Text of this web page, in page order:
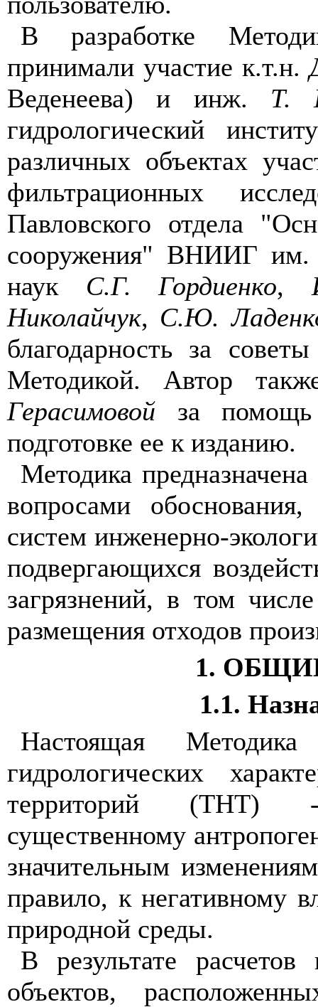
В разработке
принимали участие к.т.н.
Веденеева) и инж. Т.
гидрологический
различных объектах
фильтрационных
Павловского отдела
сооружения" ВНИИГ им.
наук С.Г. Гордиенко,
Николайчук, С.Ю.
благодарность за
Методикой. Автор
Герасимовой за помощь
подготовке ее к изданию.
Методика
вопросами
систем инженерно-
подвергающихся
загрязнений, в том
размещения отходов
1.
1.1.
Настоящая
гидрологических
территорий (ТНТ) -
существенному
значительным
правило, к негативному
природной среды.
В результате
объектов,